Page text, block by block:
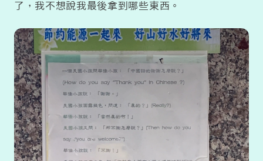
了，我不想說我最後拿到哪些東西。